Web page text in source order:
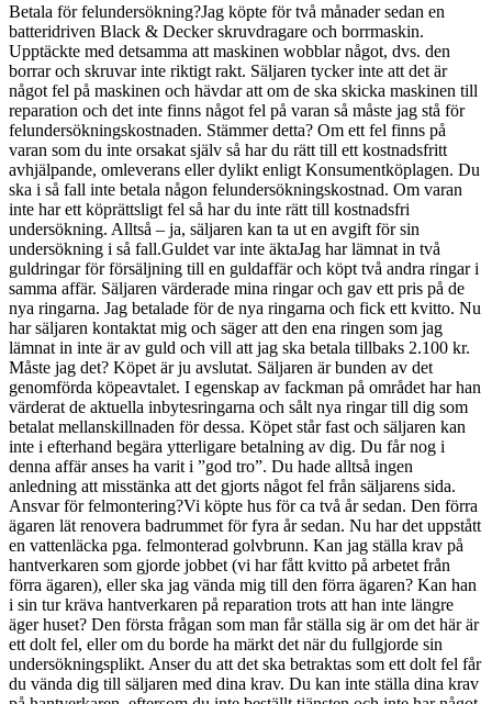
Betala för felundersökning?Jag köpte för två månader sedan en
batteridriven Black & Decker skruvdragare och borrmaskin.
Upptäckte med detsamma att maskinen wobblar något, dvs. den
borrar och skruvar inte riktigt rakt. Säljaren tycker inte att det är
något fel på maskinen och hävdar att om de ska skicka maskinen till
reparation och det inte finns något fel på varan så måste jag stå för
felundersökningskostnaden. Stämmer detta? Om ett fel finns på
varan som du inte orsakat själv så har du rätt till ett kostnadsfritt
avhjälpande, omleverans eller dylikt enligt Konsumentköplagen. Du
ska i så fall inte betala någon felundersökningskostnad. Om varan
inte har ett köprättsligt fel så har du inte rätt till kostnadsfri
undersökning. Alltså – ja, säljaren kan ta ut en avgift för sin
undersökning i så fall.Guldet var inte äktaJag har lämnat in två
guldringar för försäljning till en guldaffär och köpt två andra ringar i
samma affär. Säljaren värderade mina ringar och gav ett pris på de
nya ringarna. Jag betalade för de nya ringarna och fick ett kvitto. Nu
har säljaren kontaktat mig och säger att den ena ringen som jag
lämnat in inte är av guld och vill att jag ska betala tillbaks 2.100 kr.
Måste jag det? Köpet är ju avslutat. Säljaren är bunden av det
genomförda köpeavtalet. I egenskap av fackman på området har han
värderat de aktuella inbytesringarna och sålt nya ringar till dig som
betalat mellanskillnaden för dessa. Köpet står fast och säljaren kan
inte i efterhand begära ytterligare betalning av dig. Du får nog i
denna affär anses ha varit i ”god tro”. Du hade alltså ingen
anledning att misstänka att det gjorts något fel från säljarens sida.
Ansvar för felmontering?Vi köpte hus för ca två år sedan. Den förra
ägaren lät renovera badrummet för fyra år sedan. Nu har det uppstått
en vattenläcka pga. felmonterad golvbrunn. Kan jag ställa krav på
hantverkaren som gjorde jobbet (vi har fått kvitto på arbetet från
förra ägaren), eller ska jag vända mig till den förra ägaren? Kan han
i sin tur kräva hantverkaren på reparation trots att han inte längre
äger huset? Den första frågan som man får ställa sig är om det här är
ett dolt fel, eller om du borde ha märkt det när du fullgjorde sin
undersökningsplikt. Anser du att det ska betraktas som ett dolt fel får
du vända dig till säljaren med dina krav. Du kan inte ställa dina krav